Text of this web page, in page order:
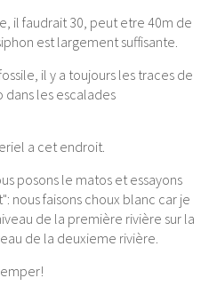
il faudrait 30, peut etre 40m de
est largement suffisante.
il y a toujours les traces de
les escalades
a cet endroit.
posons le matos et essayons
nous faisons choux blanc car je
de la première rivière sur la
de la deuxieme rivière.